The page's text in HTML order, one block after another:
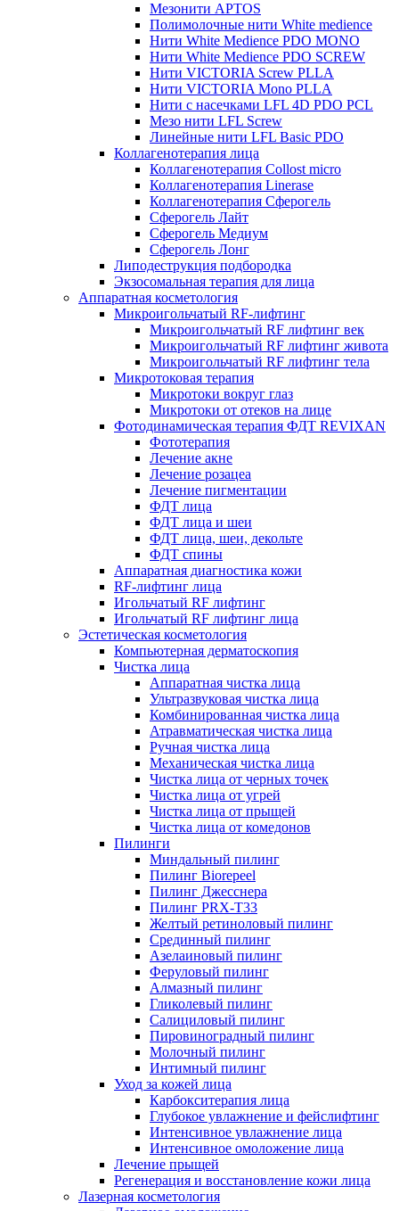
Мезонити APTOS
Полимолочные нити White medience
Нити White Medience PDO MONO
Нити White Medience PDO SCREW
Нити VICTORIA Screw PLLA
Нити VICTORIA Mono PLLA
Нити с насечками LFL 4D PDO PCL
Мезо нити LFL Screw
Линейные нити LFL Basic PDO
Коллагенотерапия лица
Коллагенотерапия Collost micro
Коллагенотерапия Linerase
Коллагенотерапия Сферогель
Сферогель Лайт
Сферогель Медиум
Сферогель Лонг
Липодеструкция подбородка
Экзосомальная терапия для лица
Аппаратная косметология
Микроигольчатый RF-лифтинг
Микроигольчатый RF лифтинг век
Микроигольчатый RF лифтинг живота
Микроигольчатый RF лифтинг тела
Микротоковая терапия
Микротоки вокруг глаз
Микротоки от отеков на лице
Фотодинамическая терапия ФДТ REVIXAN
Фототерапия
Лечение акне
Лечение розацеа
Лечение пигментации
ФДТ лица
ФДТ лица и шеи
ФДТ лица, шеи, декольте
ФДТ спины
Аппаратная диагностика кожи
RF-лифтинг лица
Игольчатый RF лифтинг
Игольчатый RF лифтинг лица
Эстетическая косметология
Компьютерная дерматоскопия
Чистка лица
Аппаратная чистка лица
Ультразвуковая чистка лица
Комбинированная чистка лица
Атравматическая чистка лица
Ручная чистка лица
Механическая чистка лица
Чистка лица от черных точек
Чистка лица от угрей
Чистка лица от прыщей
Чистка лица от комедонов
Пилинги
Миндальный пилинг
Пилинг Biorepeel
Пилинг Джесснера
Пилинг PRX-T33
Желтый ретиноловый пилинг
Срединный пилинг
Азелаиновый пилинг
Феруловый пилинг
Алмазный пилинг
Гликолевый пилинг
Салициловый пилинг
Пировиноградный пилинг
Молочный пилинг
Интимный пилинг
Уход за кожей лица
Карбокситерапия лица
Глубокое увлажнение и фейслифтинг
Интенсивное увлажнение лица
Интенсивное омоложение лица
Лечение прыщей
Регенерация и восстановление кожи лица
Лазерная косметология